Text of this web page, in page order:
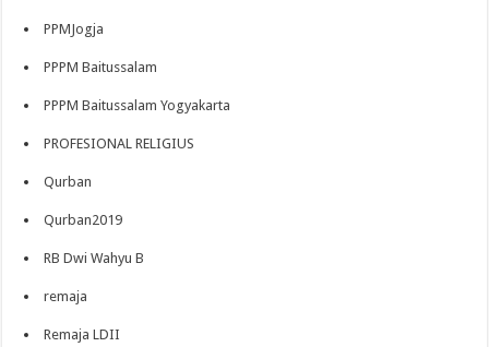
PPMJogja
PPPM Baitussalam
PPPM Baitussalam Yogyakarta
PROFESIONAL RELIGIUS
Qurban
Qurban2019
RB Dwi Wahyu B
remaja
Remaja LDII